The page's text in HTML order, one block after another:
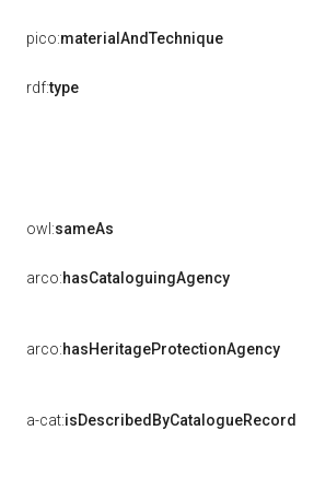
pico:materialAndTechnique
rdf:type
owl:sameAs
arco:hasCataloguingAgency
arco:hasHeritageProtectionAgency
a-cat:isDescribedByCatalogueRecord